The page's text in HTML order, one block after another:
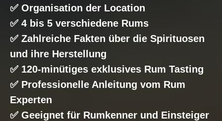
✅ Organisation der Location
✅ 4 bis 5 verschiedene Rums
✅ Zahlreiche Fakten über die Spirituosen
und ihre Herstellung
✅ 120-minütiges exklusives Rum Tasting
✅ Professionelle Anleitung vom Rum
Experten
✅ Geeignet für Rumkenner und Einsteiger